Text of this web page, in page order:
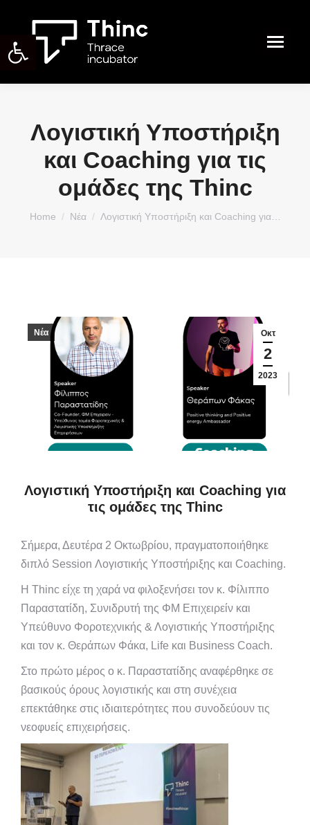
Ανοίξτε τη γραμμή εργαλείων
Search:
Λογιστική Υποστήριξη
και Coaching για τις
ομάδες της Thinc
You are here:
Home Νέα Λογιστική Υποστήριξη και Coaching για…
Οκτ
2
2023
Νέα
Λογιστική Υποστήριξη και Coaching για
τις ομάδες της Thinc
Σήμερα, Δευτέρα 2 Οκτωβρίου, πραγματοποιήθηκε
διπλό Session Λογιστικής Υποστήριξης και Coaching.
Η Thinc είχε τη χαρά να φιλοξενήσει τον κ. Φίλιππο
Παραστατίδη, Συνιδρυτή της ΦΜ Επιχειρείν και
Υπεύθυνο Φοροτεχνικής & Λογιστικής Υποστήριξης
και τον κ. Θεράπων Φάκα, Life και Business Coach.
Στο πρώτο μέρος ο κ. Παραστατίδης αναφέρθηκε σε
βασικούς όρους λογιστικής και στη συνέχεια
επεκτάθηκε στις ιδιαιτερότητες που συνοδεύουν τις
νεοφυείς επιχειρήσεις.